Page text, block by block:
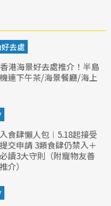
去處
港海景好去處推介！半島
連下午茶/海景餐廳/海上
食肆懶人包︱5.18起接受
交申請 3類食肆仍禁入＋
讀3大守則（附寵物友善
介）